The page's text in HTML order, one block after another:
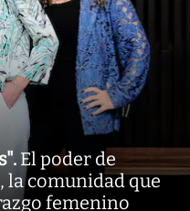
. El poder de
la comunidad que
femenino